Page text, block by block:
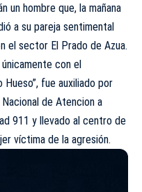
un hombre que, la mañana
a su pareja sentimental
el sector El Prado de Azua.
con el
fue auxiliado por
de Atencion a
911 y llevado al centro de
víctima de la agresión.